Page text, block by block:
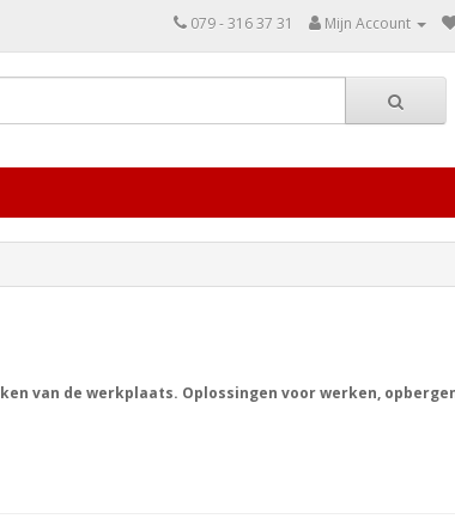
079 - 316 37 31 Mijn Account
van de werkplaats. Oplossingen voor werken,